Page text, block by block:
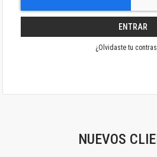
ENTRAR
¿Olvidaste tu
NUEVOS